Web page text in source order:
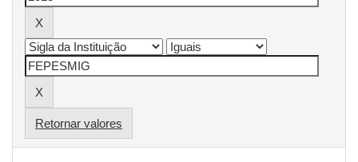
Retornar valores